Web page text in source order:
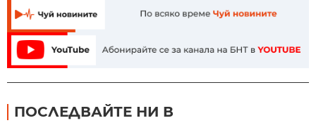
ПОСЛЕДВАЙТЕ НИ В